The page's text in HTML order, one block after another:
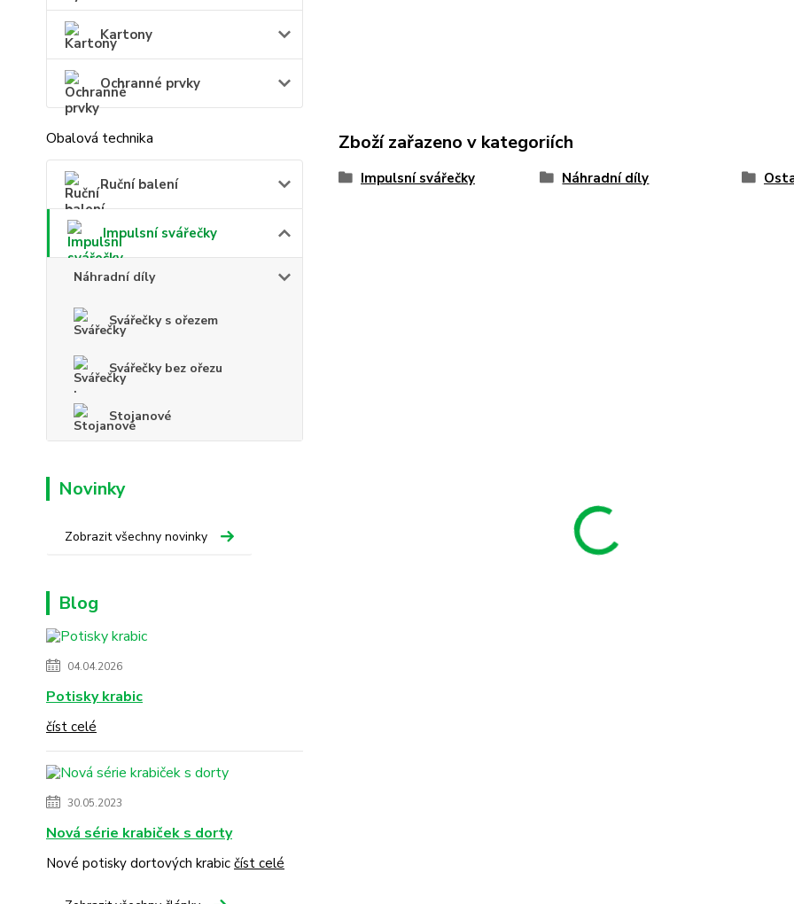
Kartony
Ochranné prvky
Obalová technika
Ruční balení
Impulsní svářečky
Náhradní díly
Svářečky s ořezem
Svářečky bez ořezu
Stojanové
Novinky
Zobrazit všechny novinky
Blog
04.04.2026
Potisky krabic
číst celé
30.05.2023
Nová série krabiček s dorty
Nové potisky dortových krabic číst celé
Zboží zařazeno v kategoriích
Impulsní svářečky Náhradní díly